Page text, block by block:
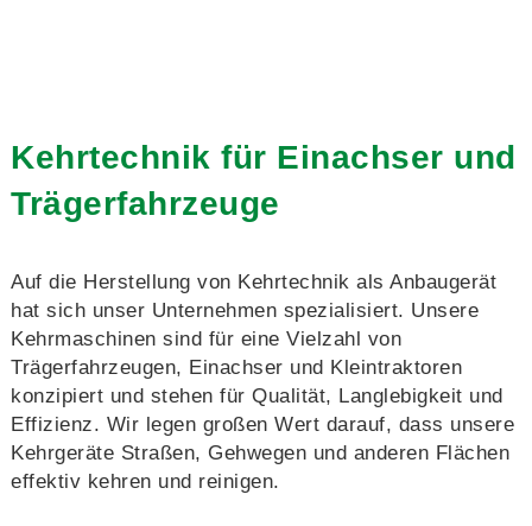
Kehrtechnik für Einachser und
Trägerfahrzeuge
Auf die Herstellung von Kehrtechnik als Anbaugerät
hat sich unser Unternehmen spezialisiert. Unsere
Kehrmaschinen sind für eine Vielzahl von
Trägerfahrzeugen, Einachser und Kleintraktoren
konzipiert und stehen für Qualität, Langlebigkeit und
Effizienz. Wir legen großen Wert darauf, dass unsere
Kehrgeräte Straßen, Gehwegen und anderen Flächen
effektiv kehren und reinigen.